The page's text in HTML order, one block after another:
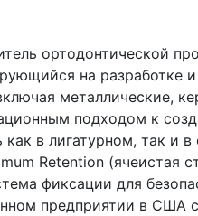
ортодонтической
на разработке
металлические,
подходом к
в лигатурном, так и
Retention (ячеистая
фиксации для
предприятии в США